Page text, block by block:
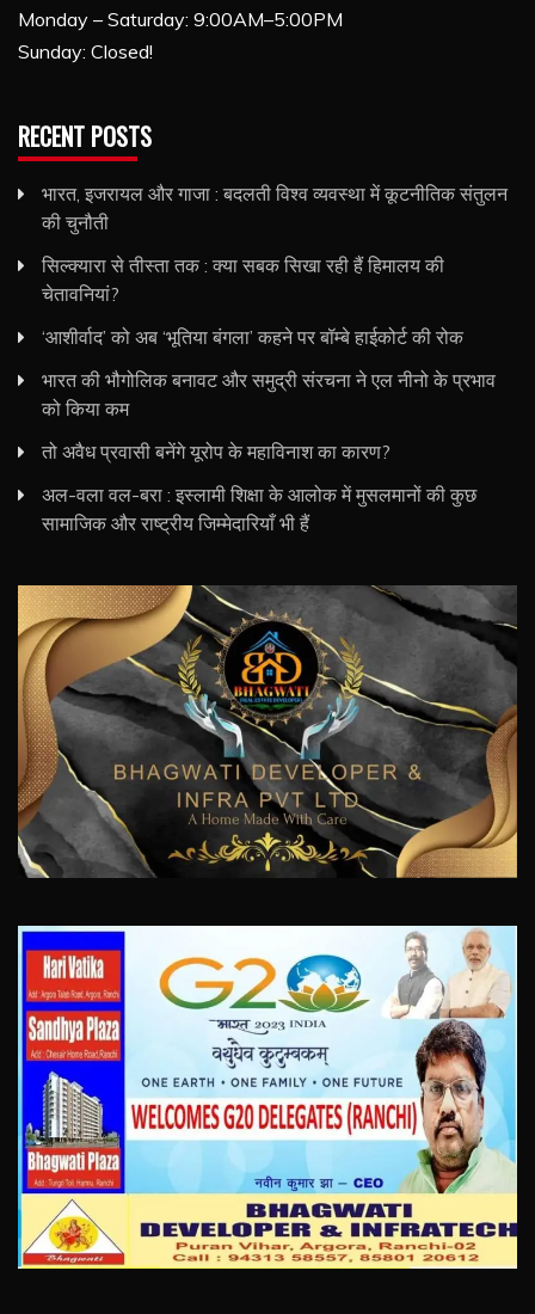
Monday – Saturday: 9:00AM–5:00PM
Sunday: Closed!
RECENT POSTS
भारत, इजरायल और गाजा : बदलती विश्व व्यवस्था में कूटनीतिक संतुलन
की चुनौती
सिल्क्यारा से तीस्ता तक : क्या सबक सिखा रही हैं हिमालय की
चेतावनियां?
‘आशीर्वाद’ को अब ‘भूतिया बंगला’ कहने पर बॉम्बे हाईकोर्ट की रोक
भारत की भौगोलिक बनावट और समुद्री संरचना ने एल नीनो के प्रभाव
को किया कम
तो अवैध प्रवासी बनेंगे यूरोप के महाविनाश का कारण?
अल-वला वल-बरा : इस्लामी शिक्षा के आलोक में मुसलमानों की कुछ
सामाजिक और राष्ट्रीय जिम्मेदारियाँ भी हैं